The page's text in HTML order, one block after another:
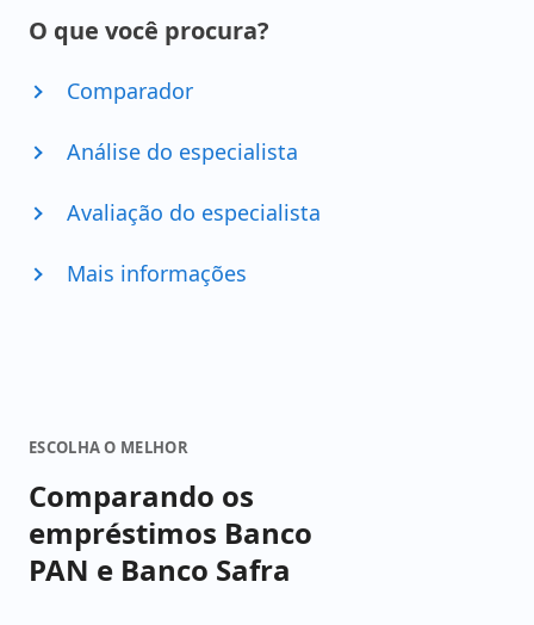
O que você procura?
Comparador
Análise do especialista
Avaliação do especialista
Mais informações
ESCOLHA O MELHOR
Comparando os
empréstimos Banco
PAN e Banco Safra